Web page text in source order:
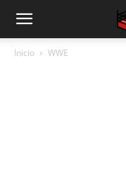
Inicio WWE